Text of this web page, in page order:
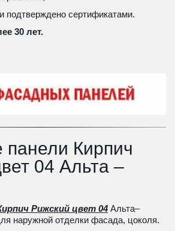
подтверждено сертификатами.
30 лет.
Кирпич
04 Альта –
Рижский цвет 04 Альта–
наружной отделки фасада, цоколя.